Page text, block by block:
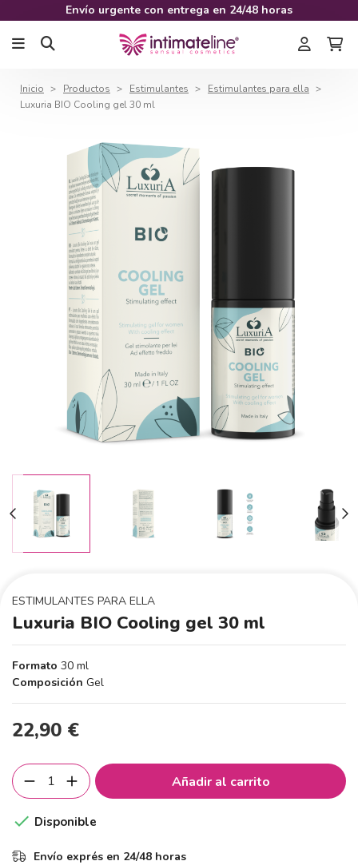
Envío urgente con entrega en 24/48 horas
Inicio Productos Estimulantes
Estimulantes para ella
Luxuria BIO Cooling gel 30 ml
ESTIMULANTES PARA ELLA
Luxuria BIO Cooling gel 30 ml
Formato 30 ml
Composición Gel
22,90 €
Añadir al carrito
 Disponible
Envío exprés en 24/48 horas